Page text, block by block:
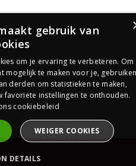
gebruik van
om je ervaring te verbeteren. Om
mogelijk te maken voor je,
derden om statistieken te maken,
favoriete instellingen te onthouden.
cookiebeleid
WEIGER COOKIES
DETAILS